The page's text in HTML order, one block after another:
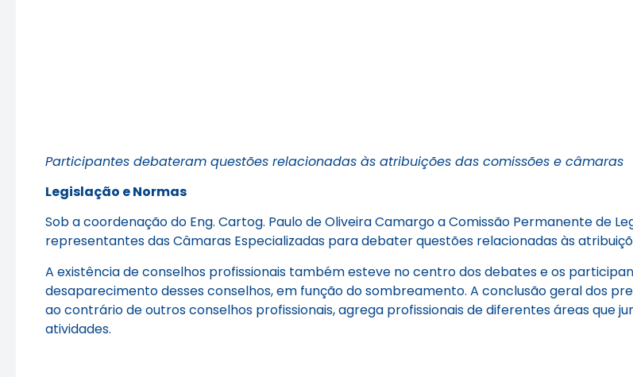
Participantes debateram questões relacionadas às atribuições das comissões e câmaras
Legislação e Normas
Sob a coordenação do Eng. Cartog. Paulo de Oliveira Camargo a Comissão Permanente de
representantes das Câmaras Especializadas para debater questões relacionadas às
A existência de conselhos profissionais também esteve no centro dos debates e os
desaparecimento desses conselhos, em função do sombreamento. A conclusão geral dos
ao contrário de outros conselhos profissionais, agrega profissionais de diferentes áreas que
atividades.